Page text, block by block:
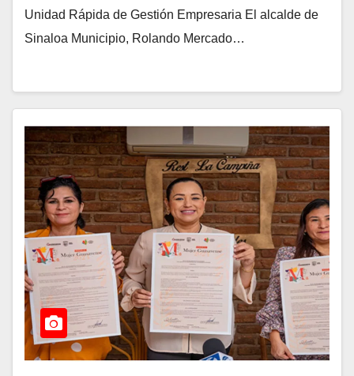
Unidad Rápida de Gestión Empresaria El alcalde de
Sinaloa Municipio, Rolando Mercado…